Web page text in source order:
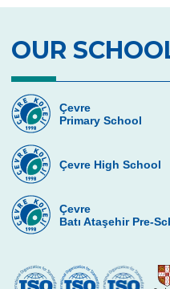
Ayşe Kumralbaş -
Özlem Tuğsuz -
Hande Şeftalioğlu -
Elçin Tezel - Beril
Nuray Gündoğan -
Sınıfı
İlknur – Hasan
Begüm Öner-
OUR
Çevre
Primary School
Çevre High School
Çevre
Batı Ataşehir Pre-